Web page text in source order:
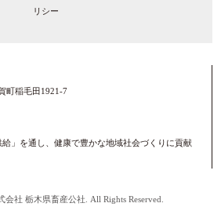
リシー
町稲毛田1921-7
給」を通し、健康で豊かな地域社会づくりに貢献
会社 栃木県畜産公社. All Rights Reserved.